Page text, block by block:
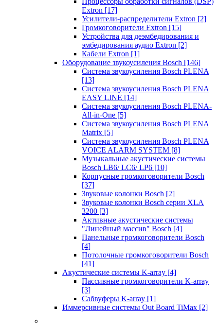
Extron [17]
Усилители-распределители Extron [2]
Громкоговорители Extron [15]
Устройства для деэмбедирования и
эмбедирования аудио Extron [2]
Кабели Extron [1]
Оборудование звукоусиления Bosch [146]
Система звукоусиления Bosch PLENA
[13]
Система звукоусиления Bosch PLENA
EASY LINE [14]
Система звукоусиления Bosch PLENA-
All-in-One [5]
Система звукоусиления Bosch PLENA
Matrix [5]
Система звукоусиления Bosch PLENA
VOICE ALARM SYSTEM [8]
Музыкальные акустические системы
Bosch LB6/ LC6/ LP6 [10]
Корпусные громкоговорители Bosch
[37]
Звуковые колонки Bosch [2]
Звуковые колонки Bosch серии XLA
3200 [3]
Активные акустические системы
"Линейный массив" Bosch [4]
Панельные громкоговорители Bosch
[4]
Потолочные громкоговорители Bosch
[41]
Акустические системы K-array [4]
Пассивные громкоговорители K-array
[3]
Сабвуферы K-array [1]
Иммерсивные системы Out Board TiMax [2]